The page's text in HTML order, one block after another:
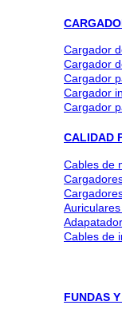
Cargador
Cargador
Cargador
Cargador
Cargador
CALIDAD
Cables de
Cables de
FUNDAS